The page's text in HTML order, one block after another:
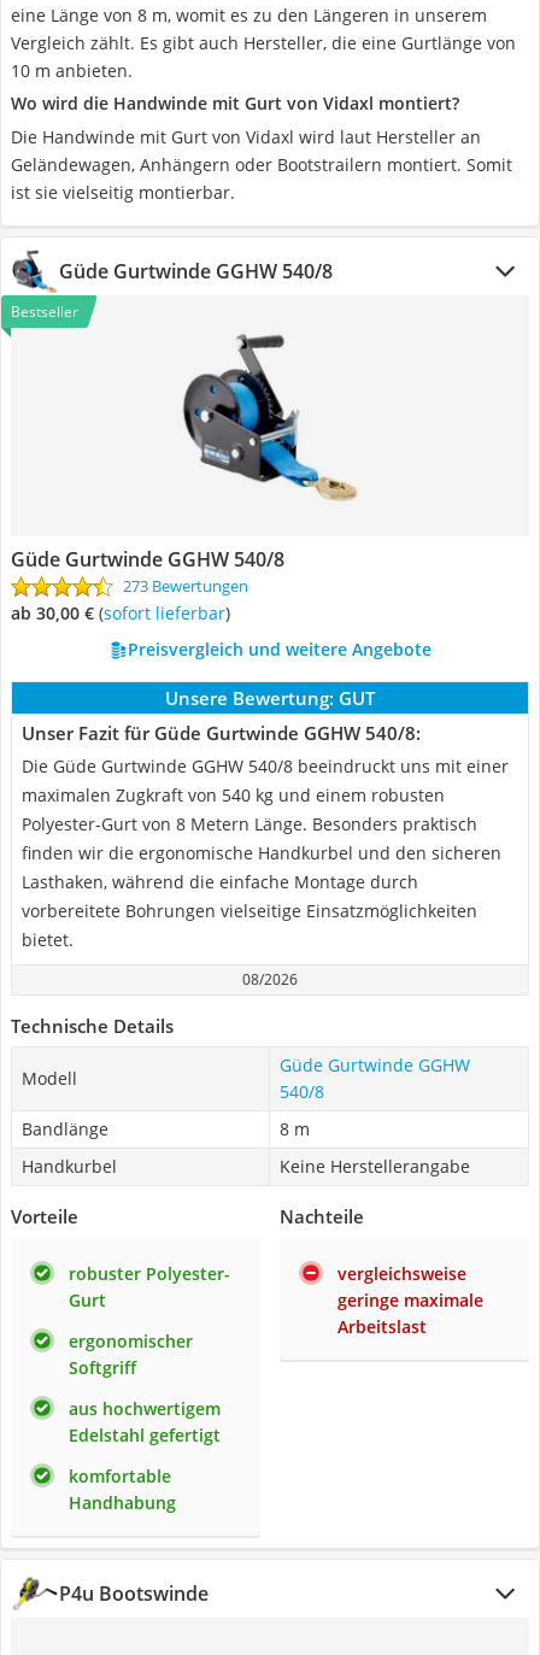
eine Länge von 8 m, womit es zu den Längeren in unserem
Vergleich zählt. Es gibt auch Hersteller, die eine Gurtlänge von
10 m anbieten.
Wo wird die Handwinde mit Gurt von Vidaxl montiert?
Die Handwinde mit Gurt von Vidaxl wird laut Hersteller an
Geländewagen, Anhängern oder Bootstrailern montiert. Somit
ist sie vielseitig montierbar.
Güde Gurtwinde GGHW 540/8
Bestseller
Güde Gurtwinde GGHW 540/8
273 Bewertungen
ab 30,00 € ( Sofort lieferbar)
Preisvergleich und weitere Angebote
Unsere Bewertung: GUT
Unser Fazit für Güde Gurtwinde GGHW 540/8:
Die Güde Gurtwinde GGHW 540/8 beeindruckt uns mit einer
maximalen Zugkraft von 540 kg und einem robusten
Polyester-Gurt von 8 Metern Länge. Besonders praktisch
finden wir die ergonomische Handkurbel und den sicheren
Lasthaken, während die einfache Montage durch
vorbereitete Bohrungen vielseitige Einsatzmöglichkeiten
bietet.
08/2026
Technische Details
Modell
Güde Gurtwinde GGHW
540/8
Bandlänge
8 m
Handkurbel
Keine Herstellerangabe
Vorteile
robuster Polyester-
Gurt
ergonomischer
Softgriff
aus hochwertigem
Edelstahl gefertigt
komfortable
Handhabung
Nachteile
vergleichsweise
geringe maximale
Arbeitslast
P4u Bootswinde